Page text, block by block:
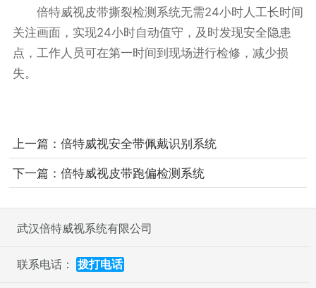
倍特威视皮带撕裂检测系统无需24小时人工长时间
关注画面，实现24小时自动值守，及时发现安全隐患
点，工作人员可在第一时间到现场进行检修，减少损
失。
上一篇： 倍特威视安全带佩戴识别系统
下一篇： 倍特威视皮带跑偏检测系统
武汉倍特威视系统有限公司
联系电话： 拨打电话